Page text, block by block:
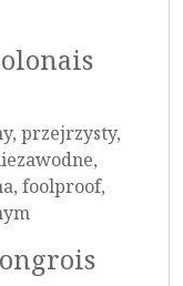
przejrzysty,
foolproof,